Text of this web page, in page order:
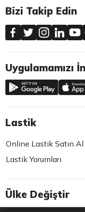
Bizi Takip Edin
Uygulamamızı
Lastik
Online Lastik Satın Al
Lastik Yorumları
Ülke Değiştir